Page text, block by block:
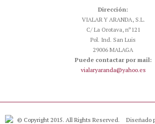
Dirección:
VIALAR Y ARANDA, S.L.
C/ La Orotava, nº121
Pol. Ind. San Luis
29006 MALAGA
Puede contactar por mail:
vialaryaranda@yahoo.es
© Copyright 2015. All Rights Reserved. Diseñado